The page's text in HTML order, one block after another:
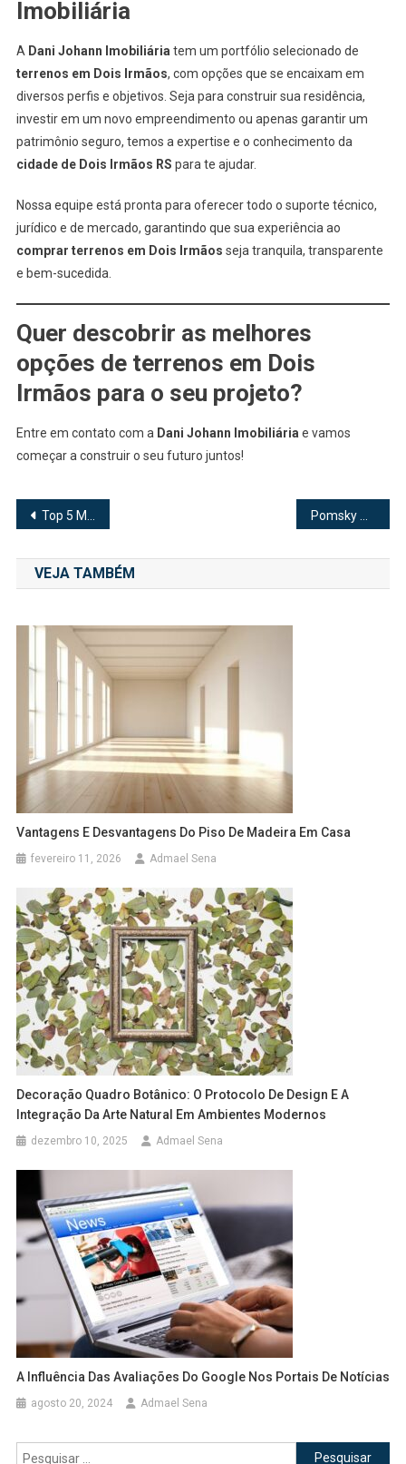
Imobiliária
A Dani Johann Imobiliária tem um portfólio selecionado de
terrenos em Dois Irmãos, com opções que se encaixam em
diversos perfis e objetivos. Seja para construir sua residência,
investir em um novo empreendimento ou apenas garantir um
patrimônio seguro, temos a expertise e o conhecimento da
cidade de Dois Irmãos RS para te ajudar.
Nossa equipe está pronta para oferecer todo o suporte técnico,
jurídico e de mercado, garantindo que sua experiência ao
comprar terrenos em Dois Irmãos seja tranquila, transparente
e bem-sucedida.
Quer descobrir as melhores
opções de terrenos em Dois
Irmãos para o seu projeto?
Entre em contato com a Dani Johann Imobiliária e vamos
começar a construir o seu futuro juntos!
Navegação
de
Post
Top 5 Marcas de Sutiã Adesivo Que Valem a Pena em 2025
VEJA TAMBÉM
Vantagens E Desvantagens Do Piso De Madeira Em Casa
fevereiro 11, 2026 Admael Sena
Decoração Quadro Botânico: O Protocolo De Design E A
Integração Da Arte Natural Em Ambientes Modernos
dezembro 10, 2025 Admael Sena
A Influência Das Avaliações Do Google Nos Portais De Notícias
agosto 20, 2024 Admael Sena
Pesquisar